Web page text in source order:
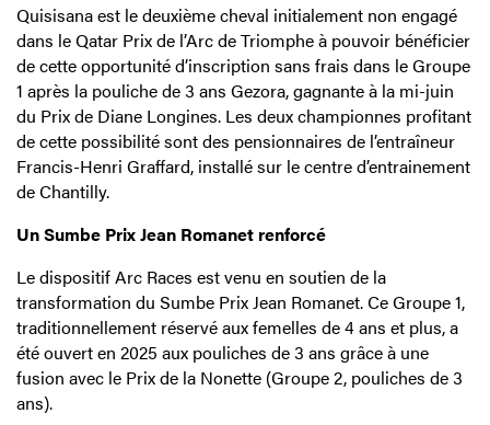
Quisisana est le deuxième cheval initialement non engagé
dans le Qatar Prix de l’Arc de Triomphe à pouvoir bénéficier
de cette opportunité d’inscription sans frais dans le Groupe
1 après la pouliche de 3 ans Gezora, gagnante à la mi-juin
du Prix de Diane Longines. Les deux championnes profitant
de cette possibilité sont des pensionnaires de l’entraîneur
Francis-Henri Graffard, installé sur le centre d’entrainement
de Chantilly.
Un Sumbe Prix Jean Romanet renforcé
Le dispositif Arc Races est venu en soutien de la
transformation du Sumbe Prix Jean Romanet. Ce Groupe 1,
traditionnellement réservé aux femelles de 4 ans et plus, a
été ouvert en 2025 aux pouliches de 3 ans grâce à une
fusion avec le Prix de la Nonette (Groupe 2, pouliches de 3
ans).